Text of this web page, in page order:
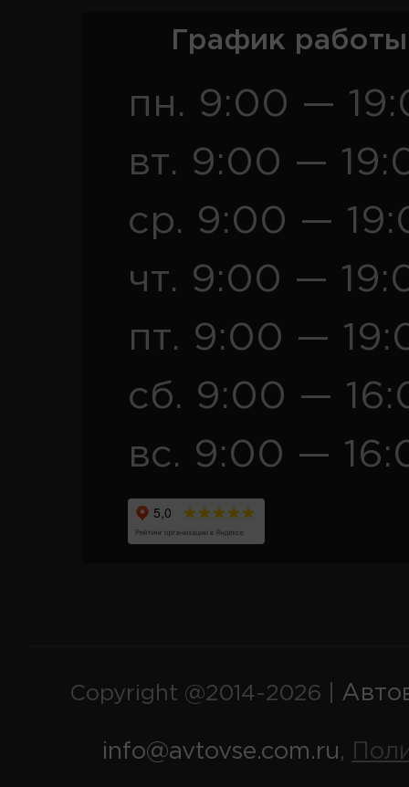
График
пн. 9:00 —
вт. 9:00 —
ср. 9:00 —
чт. 9:00 —
пт. 9:00 —
сб. 9:00 —
вс. 9:00 —
Copyright @2014-2026 |
info@avtovse.com.ru,